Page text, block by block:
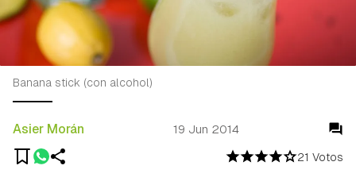
21 Votos
Asier Morán 19 Jun 2014
Banana stick (con alcohol)